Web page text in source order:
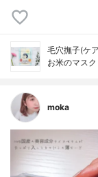
毛穴撫子(ケ
お米のマス
moka